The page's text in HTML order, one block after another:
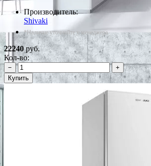
Производитель:
Shivaki
*Наличие уточняйте у менеджера
22240руб.
Кол-во:
−
+
Купить